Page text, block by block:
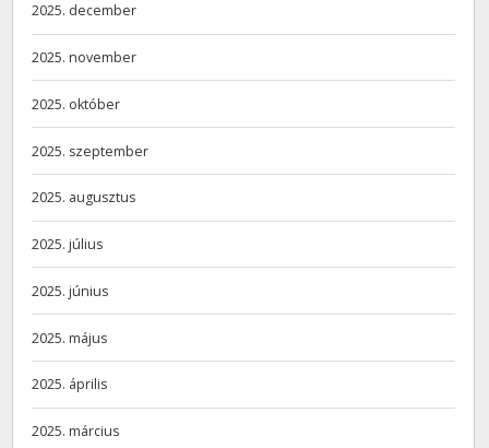
2025. december
2025. november
2025. október
2025. szeptember
2025. augusztus
2025. július
2025. június
2025. május
2025. április
2025. március